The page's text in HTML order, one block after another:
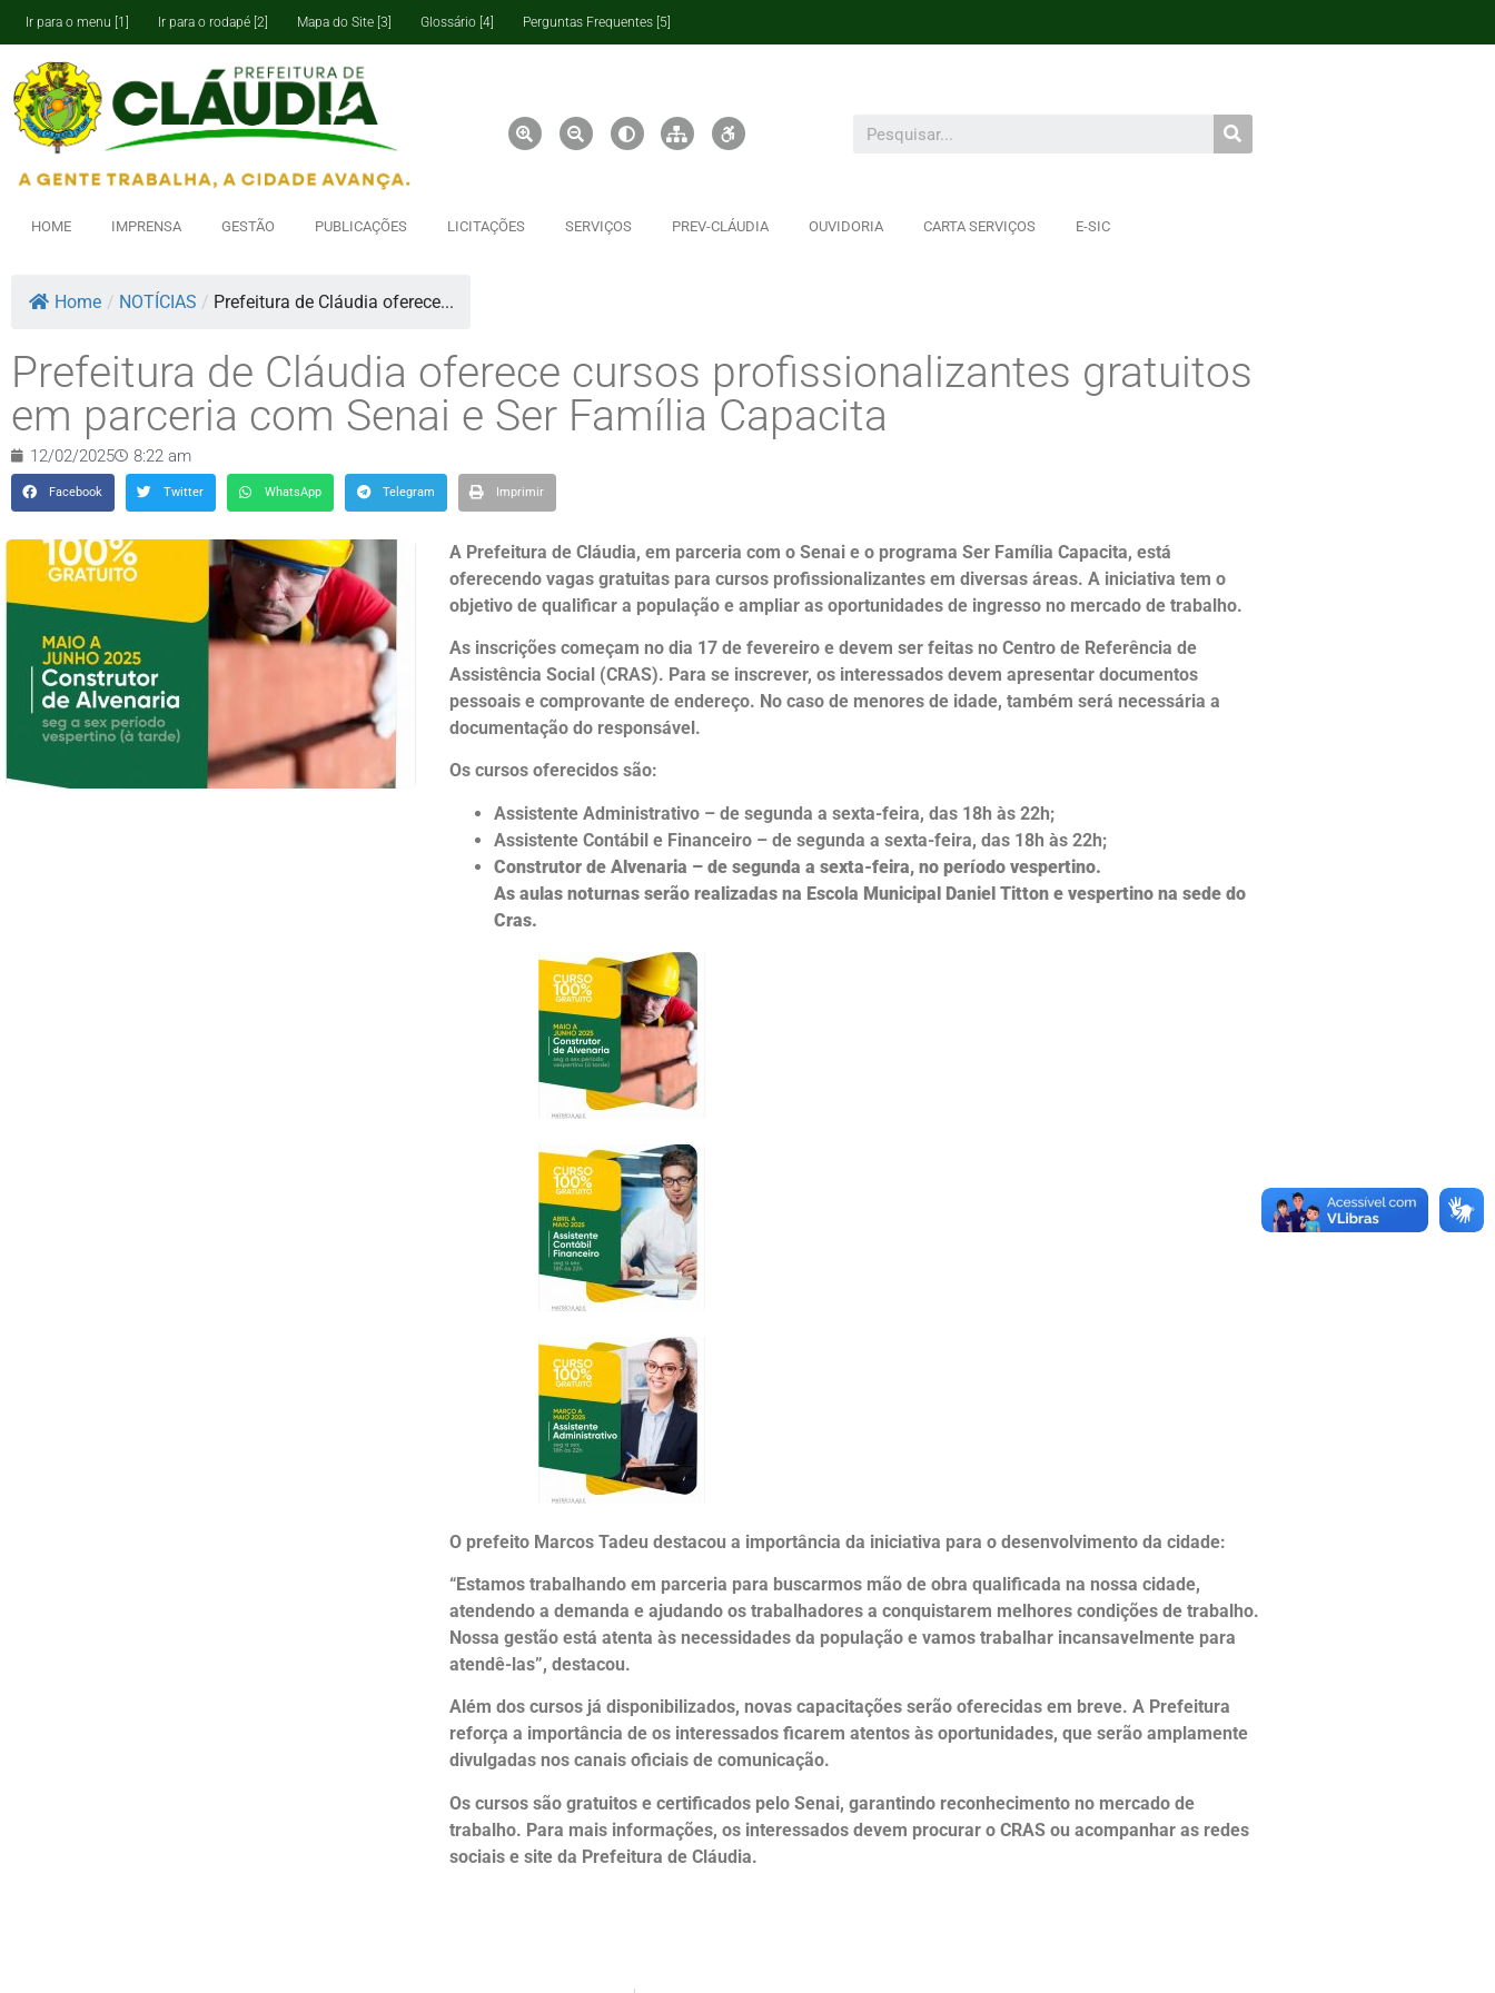
Ir para o menu [1] Ir para o rodapé [2] Mapa do Site [3] Glossário [4] Perguntas Frequentes [5]
HOME IMPRENSA GESTÃO PUBLICAÇÕES LICITAÇÕES SERVIÇOS PREV-CLÁUDIA OUVIDORIA CARTA SERVIÇOS E-SIC
Home / NOTÍCIAS / Prefeitura de Cláudia oferece...
Prefeitura de Cláudia oferece cursos profissionalizantes gratuitos
em parceria com Senai e Ser Família Capacita
12/02/2025 8:22 am
Facebook Twitter WhatsApp Telegram Imprimir
A Prefeitura de Cláudia, em parceria com o Senai e o programa Ser Família Capacita, está
oferecendo vagas gratuitas para cursos profissionalizantes em diversas áreas. A iniciativa tem o
objetivo de qualificar a população e ampliar as oportunidades de ingresso no mercado de trabalho.
As inscrições começam no dia 17 de fevereiro e devem ser feitas no Centro de Referência de
Assistência Social (CRAS). Para se inscrever, os interessados devem apresentar documentos
pessoais e comprovante de endereço. No caso de menores de idade, também será necessária a
documentação do responsável.
Os cursos oferecidos são:
Assistente Administrativo – de segunda a sexta-feira, das 18h às 22h;
Assistente Contábil e Financeiro – de segunda a sexta-feira, das 18h às 22h;
Construtor de Alvenaria – de segunda a sexta-feira, no período vespertino.
As aulas noturnas serão realizadas na Escola Municipal Daniel Titton e vespertino na sede do
Cras.
O prefeito Marcos Tadeu destacou a importância da iniciativa para o desenvolvimento da cidade:
“Estamos trabalhando em parceria para buscarmos mão de obra qualificada na nossa cidade,
atendendo a demanda e ajudando os trabalhadores a conquistarem melhores condições de trabalho.
Nossa gestão está atenta às necessidades da população e vamos trabalhar incansavelmente para
atendê-las”, destacou.
Além dos cursos já disponibilizados, novas capacitações serão oferecidas em breve. A Prefeitura
reforça a importância de os interessados ficarem atentos às oportunidades, que serão amplamente
divulgadas nos canais oficiais de comunicação.
Os cursos são gratuitos e certificados pelo Senai, garantindo reconhecimento no mercado de
trabalho. Para mais informações, os interessados devem procurar o CRAS ou acompanhar as redes
sociais e site da Prefeitura de Cláudia.